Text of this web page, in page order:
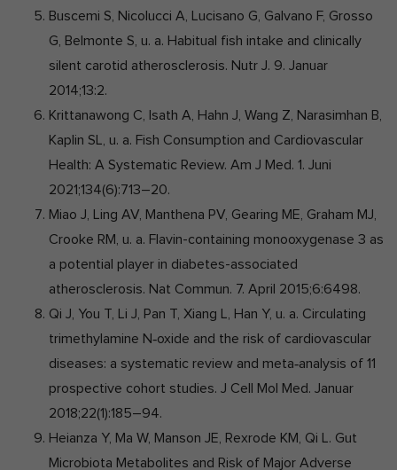
Buscemi S, Nicolucci A, Lucisano G, Galvano F, Grosso
G, Belmonte S, u. a. Habitual fish intake and clinically
silent carotid atherosclerosis. Nutr J. 9. Januar
2014;13:2.
Krittanawong C, Isath A, Hahn J, Wang Z, Narasimhan B,
Kaplin SL, u. a. Fish Consumption and Cardiovascular
Health: A Systematic Review. Am J Med. 1. Juni
2021;134(6):713–20.
Miao J, Ling AV, Manthena PV, Gearing ME, Graham MJ,
Crooke RM, u. a. Flavin-containing monooxygenase 3 as
a potential player in diabetes-associated
atherosclerosis. Nat Commun. 7. April 2015;6:6498.
Qi J, You T, Li J, Pan T, Xiang L, Han Y, u. a. Circulating
trimethylamine N‐oxide and the risk of cardiovascular
diseases: a systematic review and meta‐analysis of 11
prospective cohort studies. J Cell Mol Med. Januar
2018;22(1):185–94.
Heianza Y, Ma W, Manson JE, Rexrode KM, Qi L. Gut
Microbiota Metabolites and Risk of Major Adverse